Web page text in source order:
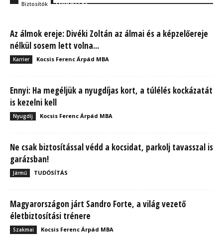
Biztosítók TUDÓSÍTÁS
Az álmok ereje: Divéki Zoltán az álmai és a képzelőereje
nélkül sosem lett volna...
Karrier Kocsis Ferenc Árpád MBA
Ennyi: Ha megéljük a nyugdíjas kort, a túlélés kockázatát
is kezelni kell
Nyugdíj Kocsis Ferenc Árpád MBA
Ne csak biztosítással védd a kocsidat, parkolj tavasszal is
garázsban!
Jármű TUDÓSÍTÁS
Magyarországon járt Sandro Forte, a világ vezető
életbiztosítási trénere
Szakmai Kocsis Ferenc Árpád MBA